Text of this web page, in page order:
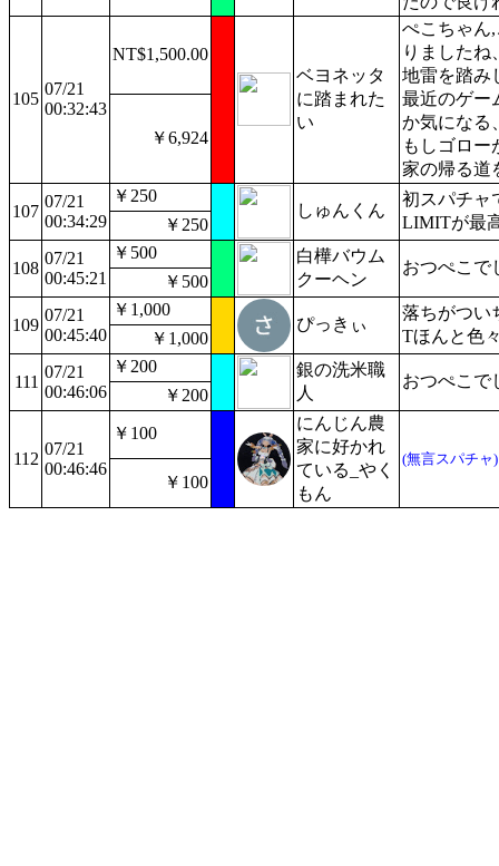
105
07/21
00:32:43
NT$1,500.00
ベヨネッタ
に踏まれた
い
ぺこちゃん
りましたね
地雷を踏み
最近のゲー
か気になる
もしゴロー
家の帰る道
￥6,924
107
07/21
00:34:29
￥250
しゅんくん
初スパチャ
LIMITが最
￥250
108
07/21
00:45:21
￥500
白樺バウム
クーヘン
おつぺこで
￥500
109
07/21
00:45:40
￥1,000
ぴっきぃ
落ちがつい
Tほんと色
￥1,000
111
07/21
00:46:06
￥200
銀の洗米職
人
おつぺこで
￥200
112
07/21
00:46:46
￥100
にんじん農
家に好かれ
ている_やく
もん
(無言スパチャ)
￥100